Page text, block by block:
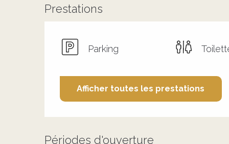
Prestations
Parking
Afficher toutes les prestations
Périodes d'ouverture